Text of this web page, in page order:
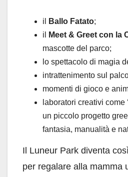
il Ballo Fatato;
il
Meet & Greet con la
mascotte del parco;
lo spettacolo di magia
intrattenimento sul
momenti di gioco e
laboratori creativi come
un piccolo progetto
fantasia, manualità e
Il Luneur Park diventa
per regalare alla mamma